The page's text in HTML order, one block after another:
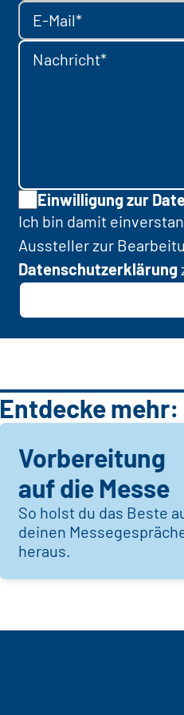
E-Mail*
Nachricht*
Einwilligung zur
Ich bin damit
Aussteller zur
Datenschutzerklärung
Entdecke mehr:
Vorbereitung
auf die Messe
So holst du das Beste
deinen
heraus.